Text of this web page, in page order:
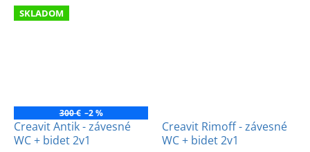
Komfort a čistota v jednom.
Kód výrobku: EG321.
SKLADOM
300 € –2 %
Creavit Antik - závesné
WC + bidet 2v1
Creavit Rimoff - závesné
WC + bidet 2v1